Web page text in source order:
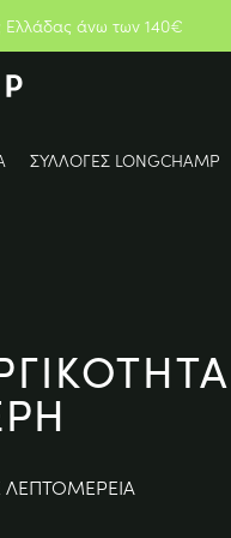
Ελλάδας άνω των 140€
ΣΥΛΛΟΓΕΣ LONGCHAMP
ΛΕΠΤΟΜΕΡΕΙΑ